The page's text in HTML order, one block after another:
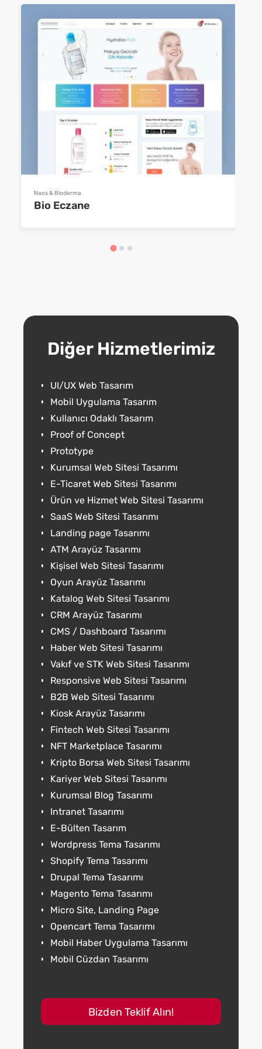
Naos & Bioderma
Bio Eczane
Diğer Hizmetlerimiz
UI/UX Web Tasarım
Mobil Uygulama Tasarım
Kullanıcı Odaklı Tasarım
Proof of Concept
Prototype
Kurumsal Web Sitesi Tasarımı
E-Ticaret Web Sitesi Tasarımı
Ürün ve Hizmet Web Sitesi Tasarımı
SaaS Web Sitesi Tasarımı
Landing page Tasarımı
ATM Arayüz Tasarımı
Kişisel Web Sitesi Tasarımı
Oyun Arayüz Tasarımı
Katalog Web Sitesi Tasarımı
CRM Arayüz Tasarımı
CMS / Dashboard Tasarımı
Haber Web Sitesi Tasarımı
Vakıf ve STK Web Sitesi Tasarımı
Responsive Web Sitesi Tasarımı
B2B Web Sitesi Tasarımı
Kiosk Arayüz Tasarımı
Fintech Web Sitesi Tasarımı
NFT Marketplace Tasarımı
Kripto Borsa Web Sitesi Tasarımı
Kariyer Web Sitesi Tasarımı
Kurumsal Blog Tasarımı
Intranet Tasarımı
E-Bülten Tasarım
Wordpress Tema Tasarımı
Shopify Tema Tasarımı
Drupal Tema Tasarımı
Magento Tema Tasarımı
Micro Site, Landing Page
Opencart Tema Tasarımı
Mobil Haber Uygulama Tasarımı
Mobil Cüzdan Tasarımı
Bizden Teklif Alın!